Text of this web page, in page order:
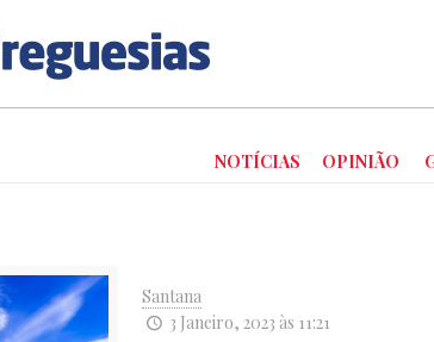
NOTÍCIAS OPINIÃO
Santana
3 Janeiro, 2023 às 11:21